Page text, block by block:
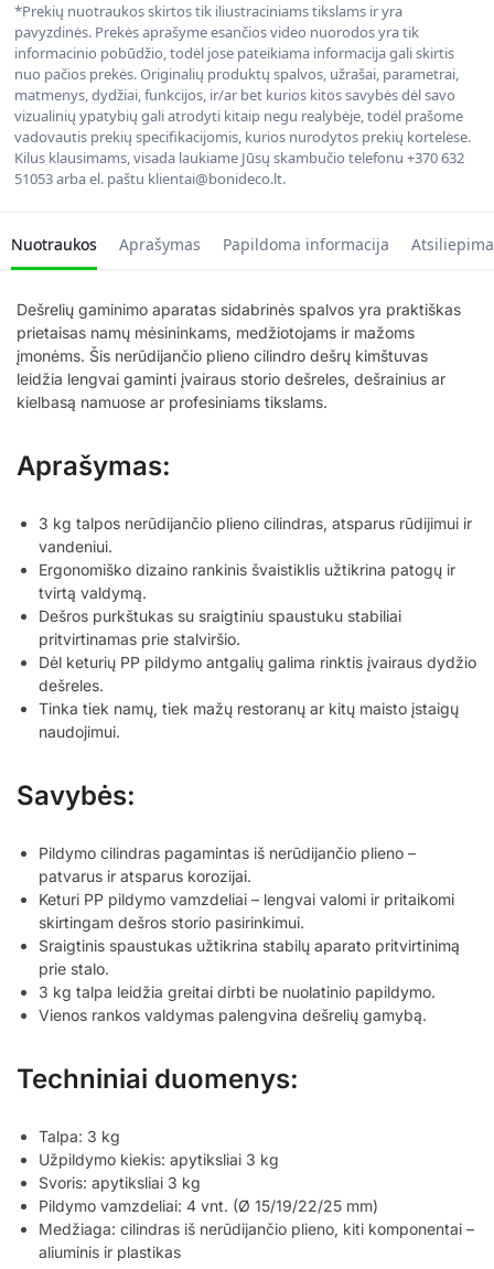
*Prekių nuotraukos skirtos tik iliustraciniams tikslams ir yra
pavyzdinės. Prekės aprašyme esančios video nuorodos yra tik
informacinio pobūdžio, todėl jose pateikiama informacija gali skirtis
nuo pačios prekės. Originalių produktų spalvos, užrašai, parametrai,
matmenys, dydžiai, funkcijos, ir/ar bet kurios kitos savybės dėl savo
vizualinių ypatybių gali atrodyti kitaip negu realybėje, todėl prašome
vadovautis prekių specifikacijomis, kurios nurodytos prekių kortelėse.
Kilus klausimams, visada laukiame Jūsų skambučio telefonu +370 632
51053 arba el. paštu klientai@bonideco.lt.
Nuotraukos Aprašymas Papildoma informacija
Dešrelių gaminimo aparatas sidabrinės spalvos yra praktiškas
prietaisas namų mėsininkams, medžiotojams ir mažoms
įmonėms. Šis nerūdijančio plieno cilindro dešrų kimštuvas
leidžia lengvai gaminti įvairaus storio dešreles, dešrainius ar
kielbasą namuose ar profesiniams tikslams.
Aprašymas:
3 kg talpos nerūdijančio plieno cilindras, atsparus rūdijimui ir
vandeniui.
Ergonomiško dizaino rankinis švaistiklis užtikrina patogų ir
tvirtą valdymą.
Dešros purkštukas su sraigtiniu spaustuku stabiliai
pritvirtinamas prie stalviršio.
Dėl keturių PP pildymo antgalių galima rinktis įvairaus dydžio
dešreles.
Tinka tiek namų, tiek mažų restoranų ar kitų maisto įstaigų
naudojimui.
Savybės:
Pildymo cilindras pagamintas iš nerūdijančio plieno –
patvarus ir atsparus korozijai.
Keturi PP pildymo vamzdeliai – lengvai valomi ir pritaikomi
skirtingam dešros storio pasirinkimui.
Sraigtinis spaustukas užtikrina stabilų aparato pritvirtinimą
prie stalo.
3 kg talpa leidžia greitai dirbti be nuolatinio papildymo.
Vienos rankos valdymas palengvina dešrelių gamybą.
Techniniai duomenys:
Talpa: 3 kg
Užpildymo kiekis: apytiksliai 3 kg
Svoris: apytiksliai 3 kg
Pildymo vamzdeliai: 4 vnt. (Ø 15/19/22/25 mm)
Medžiaga: cilindras iš nerūdijančio plieno, kiti komponentai –
aliuminis ir plastikas